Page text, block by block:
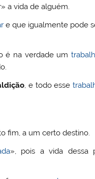
a vida de alguém.
e que igualmente pode
é na verdade um
, e todo esse
fim, a um certo destino.
», pois a vida dessa